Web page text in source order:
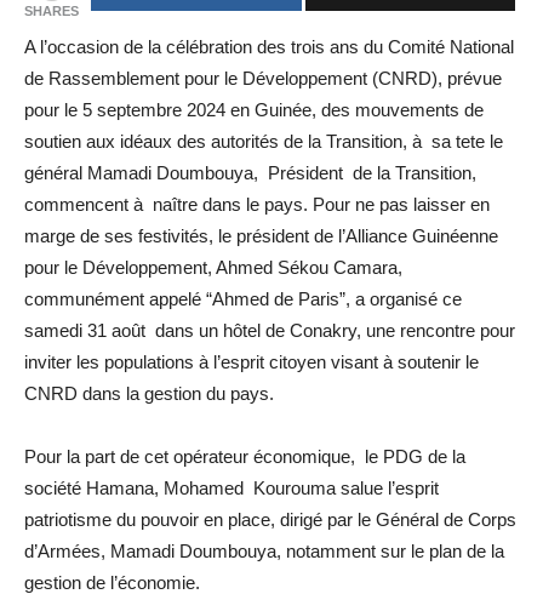
SHARES
A l’occasion de la célébration des trois ans du Comité National
de Rassemblement pour le Développement (CNRD), prévue
pour le 5 septembre 2024 en Guinée, des mouvements de
soutien aux idéaux des autorités de la Transition, à sa tete le
général Mamadi Doumbouya, Président de la Transition,
commencent à naître dans le pays. Pour ne pas laisser en
marge de ses festivités, le président de l’Alliance Guinéenne
pour le Développement, Ahmed Sékou Camara,
communément appelé “Ahmed de Paris”, a organisé ce
samedi 31 août dans un hôtel de Conakry, une rencontre pour
inviter les populations à l’esprit citoyen visant à soutenir le
CNRD dans la gestion du pays.
Pour la part de cet opérateur économique, le PDG de la
société Hamana, Mohamed Kourouma salue l’esprit
patriotisme du pouvoir en place, dirigé par le Général de Corps
d’Armées, Mamadi Doumbouya, notamment sur le plan de la
gestion de l’économie.